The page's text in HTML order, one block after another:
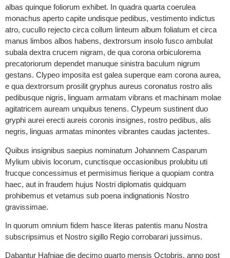
albas quinque foliorum exhibet. In quadra quarta coerulea
monachus aperto capite undisque pedibus, vestimento indictus
atro, cucullo rejecto circa collum linteum album foliatum et circa
manus limbos albos habens, dextrorsum insolo fusco ambulat
subala dextra crucem nigram, de qua corona orbiculorema
precatoriorum dependet manuque sinistra baculum nigrum
gestans. Clypeo imposita est galea superque eam corona aurea,
e qua dextrorsum prosilit gryphus aureus coronatus rostro alis
pedibusque nigris, linguam armatam vibrans et machinam molae
agitatricem auream unquibus tenens. Clypeum sustinent duo
gryphi aurei erecti aureis coronis insignes, rostro pedibus, alis
negris, linguas armatas minontes vibrantes caudas jactentes.
Quibus insignibus saepius nominatum Johannem Casparum
Mylium ubivis locorum, cunctisque occasionibus prolubitu uti
frucque concessimus et permisimus fierique a quopiam contra
haec, aut in fraudem hujus Nostri diplomatis quidquam
prohibemus et vetamus sub poena indignationis Nostro
gravissimae.
In quorum omnium fidem hasce literas patentis manu Nostra
subscripsimus et Nostro sigillo Regio corrobarari jussimus.
Dabantur Hafniae die decimo quarto mensis Octobris, anno post